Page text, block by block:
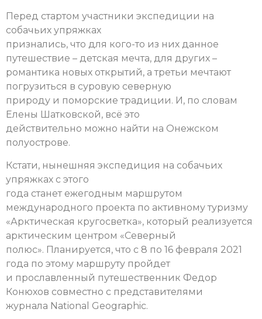
Перед стартом участники экспедиции на
собачьих упряжках
признались, что для кого-то из них данное
путешествие – детская мечта, для других –
романтика новых открытий, а третьи мечтают
погрузиться в суровую северную
природу и поморские традиции. И, по словам
Елены Шатковской, всё это
действительно можно найти на Онежском
полуострове.
Кстати, нынешняя экспедиция на собачьих
упряжках с этого
года станет ежегодным маршрутом
международного проекта по активному туризму
«Арктическая кругосветка», который реализуется
арктическим центром «Северный
полюс». Планируется, что с 8 по 16 февраля 2021
года по этому маршруту пройдет
и прославленный путешественник Федор
Конюхов совместно с представителями
журнала National Geographic.